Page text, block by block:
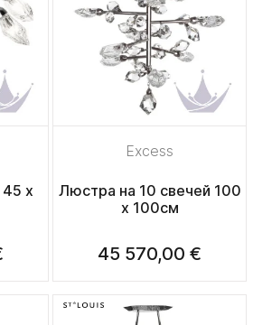
x
Excess
Люстра на 10 свечей 100
x 100см
45 570,00 €